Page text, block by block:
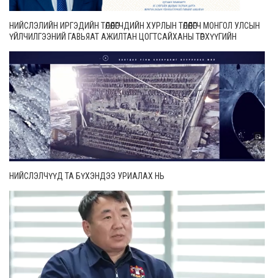
НИЙСЛЭЛИЙН ИРГЭДИЙН ТӨЛӨӨЛӨГЧДИЙН ХУРЛЫН ТӨЛӨӨЛӨГЧ МОНГОЛ УЛСЫН
ҮЙЛЧИЛГЭЭНИЙ ГАВЬЯАТ АЖИЛТАН ЦОГТСАЙХАНЫ ТӨРХҮҮГИЙН
НИЙСЛЭЛЧҮҮД ТА БҮХЭНДЭЭ УРИАЛАХ НЬ